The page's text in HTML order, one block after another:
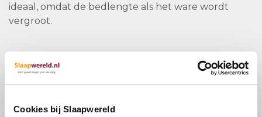
Cookies bij Slaapwereld
ideaal, omdat de bedlengte als het ware wordt
vergroot.
Dit kussen is beschikbaar in 12 cm dikte en 14 cm
dikte.
Aan de dubbeldoekstijk is een Coolplus® high-tech